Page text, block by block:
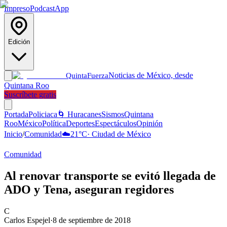
ImpresoPodcastApp
Edición
QuintaFuerzaNoticias de México, desde
Quintana Roo
Suscríbete gratis
PortadaPoliciaca 🌀 HuracanesSismosQuintana
RooMéxicoPolíticaDeportesEspectáculosOpinión
Inicio/Comunidad☁️21°C· Ciudad de México
Comunidad
Al renovar transporte se evitó llegada de
ADO y Tena, aseguran regidores
C
Carlos Espejel·8 de septiembre de 2018